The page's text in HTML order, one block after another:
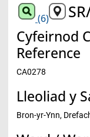
(6)
Cyfeirnod
Reference
CA0278
Lleoliad y
Bron-yr-Ynn,